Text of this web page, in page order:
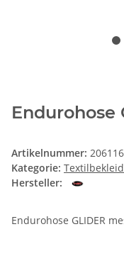
Endurohose
Artikelnummer:
Kategorie:
Hersteller:
Endurohose GLIDER